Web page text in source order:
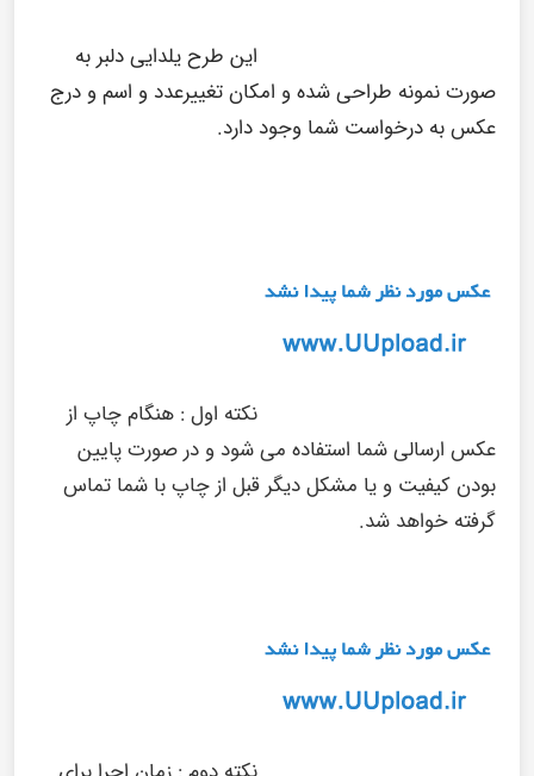
این طرح یلدایی دلبر به
صورت نمونه طراحی شده و امکان تغییرعدد و اسم و درج
عکس به درخواست شما وجود دارد.
نکته اول : هنگام چاپ از
عکس ارسالی شما استفاده می شود و در صورت پایین
بودن کیفیت و یا مشکل دیگر قبل از چاپ با شما تماس
گرفته خواهد شد.